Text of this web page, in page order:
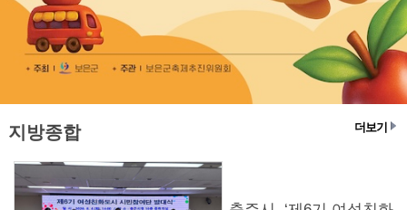
지방종합 더보기